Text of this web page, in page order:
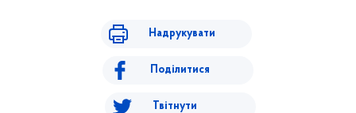
Надрукувати
Поділитися
Твітнути